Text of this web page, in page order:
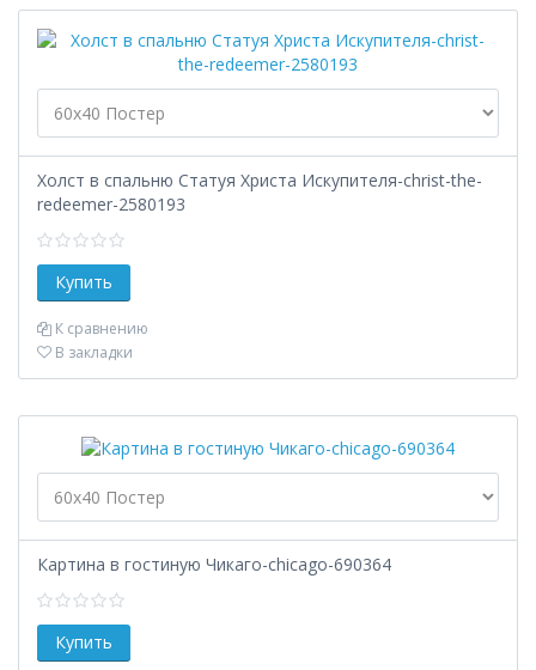
Холст в спальню Статуя Христа Искупителя-christ-the-
redeemer-2580193
К сравнению
В закладки
Картина в гостиную Чикаго-chicago-690364